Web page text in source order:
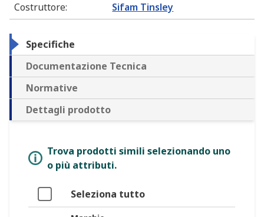
Costruttore: Sifam Tinsley
Specifiche
Documentazione Tecnica
Normative
Dettagli prodotto
Trova prodotti simili selezionando uno
o più attributi.
Seleziona tutto